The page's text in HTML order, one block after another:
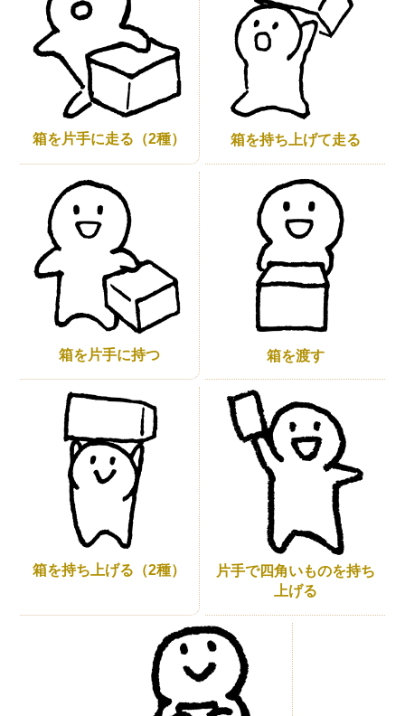
箱を片手に走る（2種） 箱を持ち上げて走る
箱を片手に持つ 箱を渡す
箱を持ち上げる（2種）
片手で四角いものを持ち
上げる